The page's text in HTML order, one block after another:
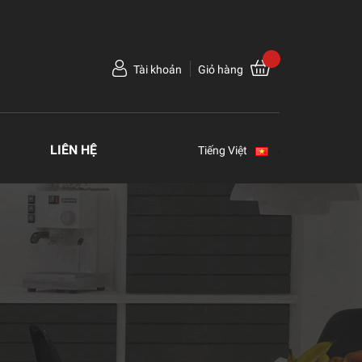
Tài khoản Giỏ hàng
LIÊN HỆ Tiếng Việt